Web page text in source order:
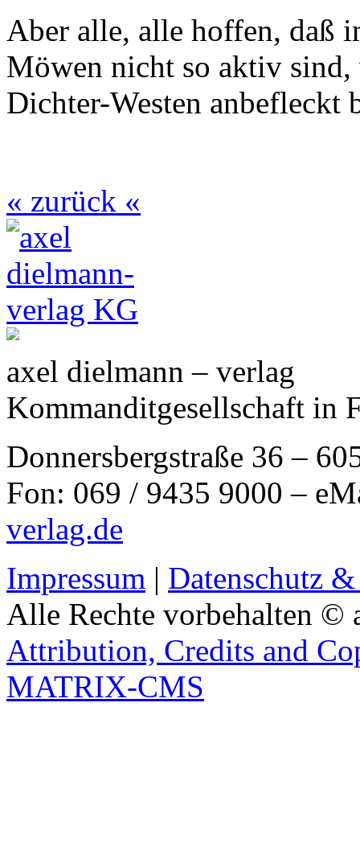
Aber alle, alle hoffen, daß
Möwen nicht so aktiv
Dichter-Westen anbefleckt
« zurück «
axel dielmann – verlag
Kommanditgesellschaft in
Donnersbergstraße 36 –
Fon: 069 / 9435 9000 –
verlag.de
Impressum | Datenschutz
Alle Rechte vorbehalten ©
Attribution, Credits and
MATRIX-CMS